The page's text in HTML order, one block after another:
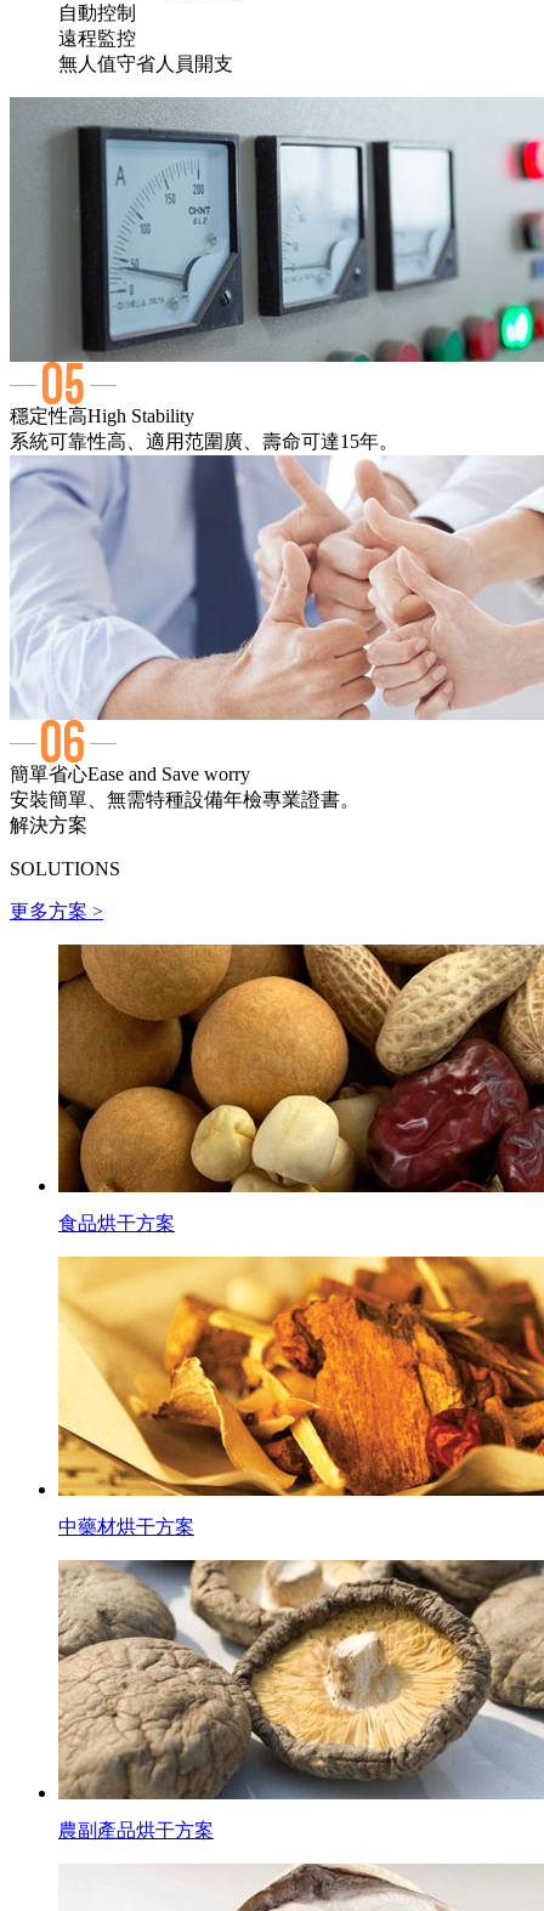
自動控制
遠程監控
無人值守省人員開支
穩定性高High Stability
系統可靠性高、適用范圍廣、壽命可達15年。
簡單省心Ease and Save worry
安裝簡單、無需特種設備年檢專業證書。
解決方案
SOLUTIONS
更多方案 >
食品烘干方案
中藥材烘干方案
農副產品烘干方案